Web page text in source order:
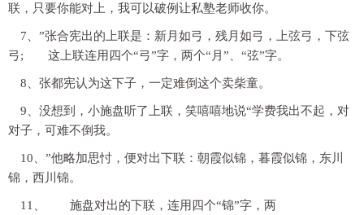
联，只要你能对上，我可以破例让私塾老师收你。
7、”张合宪出的上联是：新月如弓，残月如弓，上弦弓，下弦
弓; 这上联连用四个“弓”字，两个“月”、“弦”字。
8、张都宪认为这下子，一定难倒这个卖柴童。
9、没想到，小施盘听了上联，笑嘻嘻地说“学费我出不起，对
对子，可难不倒我。
10、”他略加思忖，便对出下联：朝霞似锦，暮霞似锦，东川
锦，西川锦。
11、 施盘对出的下联，连用四个“锦”字，两